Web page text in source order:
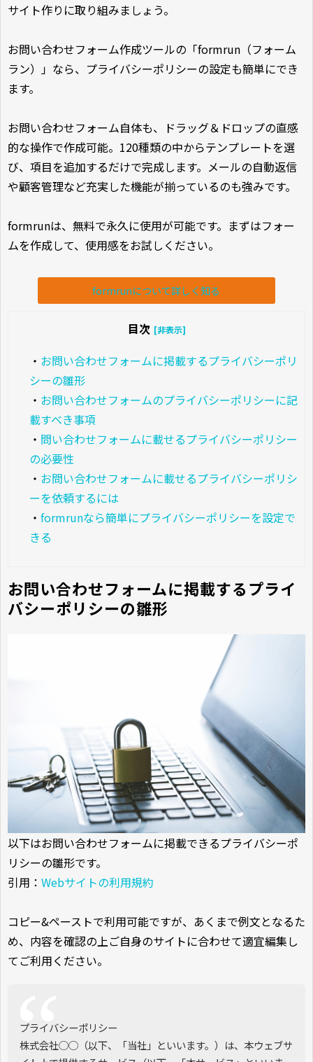
サイト作りに取り組みましょう。
お問い合わせフォーム作成ツールの「formrun（フォーム
ラン）」なら、プライバシーポリシーの設定も簡単にでき
ます。
お問い合わせフォーム自体も、ドラッグ＆ドロップの直感
的な操作で作成可能。120種類の中からテンプレートを選
び、項目を追加するだけで完成します。メールの自動返信
や顧客管理など充実した機能が揃っているのも強みです。
formrunは、無料で永久に使用が可能です。まずはフォー
ムを作成して、使用感をお試しください。
formrunについて詳しく知る
目次 [非表示]
・ お問い合わせフォームに掲載するプライバシーポリ
シーの雛形
・ お問い合わせフォームのプライバシーポリシーに記
載すべき事項
・ 問い合わせフォームに載せるプライバシーポリシー
の必要性
・ お問い合わせフォームに載せるプライバシーポリシ
ーを依頼するには
・ formrunなら簡単にプライバシーポリシーを設定で
きる
お問い合わせフォームに掲載するプライ
バシーポリシーの雛形
以下はお問い合わせフォームに掲載できるプライバシーポ
リシーの雛形です。
引用： Webサイトの利用規約
コピー&ペーストで利用可能ですが、あくまで例文となるた
め、内容を確認の上ご自身のサイトに合わせて適宜編集し
てご利用ください。
プライバシーポリシー
株式会社◯◯（以下、「当社」といいます。）は、本ウェブサ